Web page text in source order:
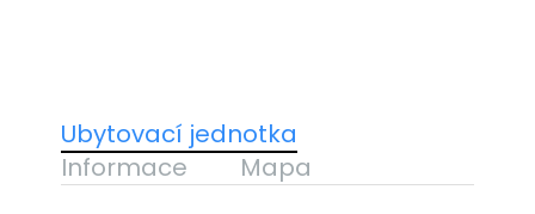
Ubytovací jednotka
Informace
Mapa